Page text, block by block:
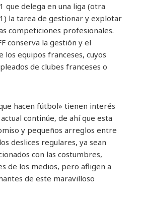
que delega en una liga (otra
la tarea de gestionar y explotar
competiciones profesionales.
conserva la gestión y el
los equipos franceses, cuyos
de clubes franceses o
hacen fútbol» tienen interés
continúe, de ahí que esta
y pequeños arreglos entre
deslices regulares, ya sean
con las costumbres,
de los medios, pero afligen a
de este maravilloso